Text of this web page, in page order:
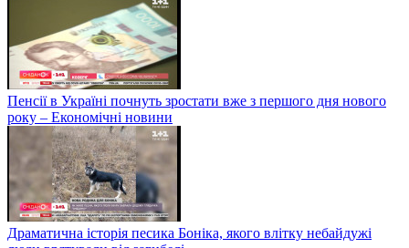
Пенсії в Україні почнуть зростати вже з першого дня нового
року – Економічні новини
Драматична історія песика Боніка, якого влітку небайдужі